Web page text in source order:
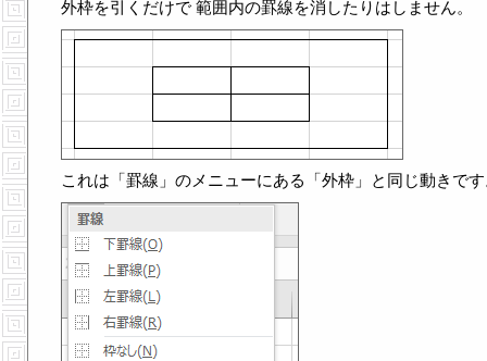
外枠を引くだけで 範囲内の罫線を消したりはしません。
これは「罫線」のメニューにある「外枠」と同じ動きで